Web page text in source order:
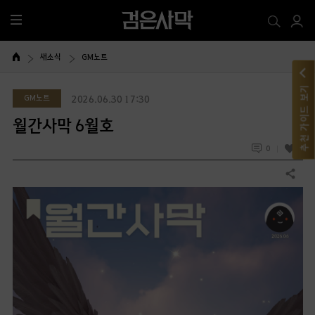
전
체
메
새소식 GM노트
GM노트 2026.06.30 17:30
월간사막 6월호
0 4
공유하기
추천 가이드 보기